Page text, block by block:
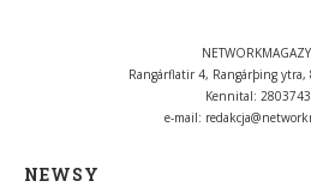
Rangárflatir 4, Rangárþing ytra,
Kennital:
e-mail:
NEWSY